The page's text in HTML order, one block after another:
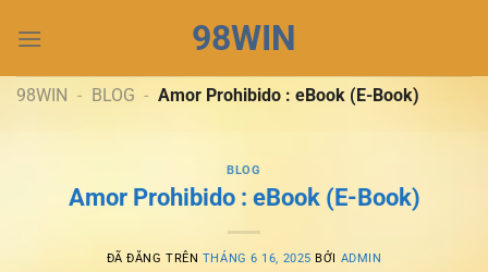
đến
dung
98WIN
98WIN - BLOG - Amor Prohibido : eBook (E-Book)
BLOG
Amor Prohibido : eBook (E-Book)
ĐÃ ĐĂNG TRÊN THÁNG 6 16, 2025 BỞI ADMIN